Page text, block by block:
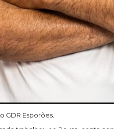
GDR Esporões.